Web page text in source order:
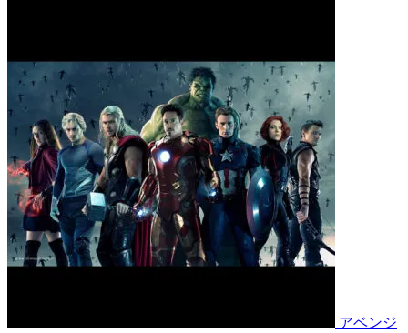
アベンジ